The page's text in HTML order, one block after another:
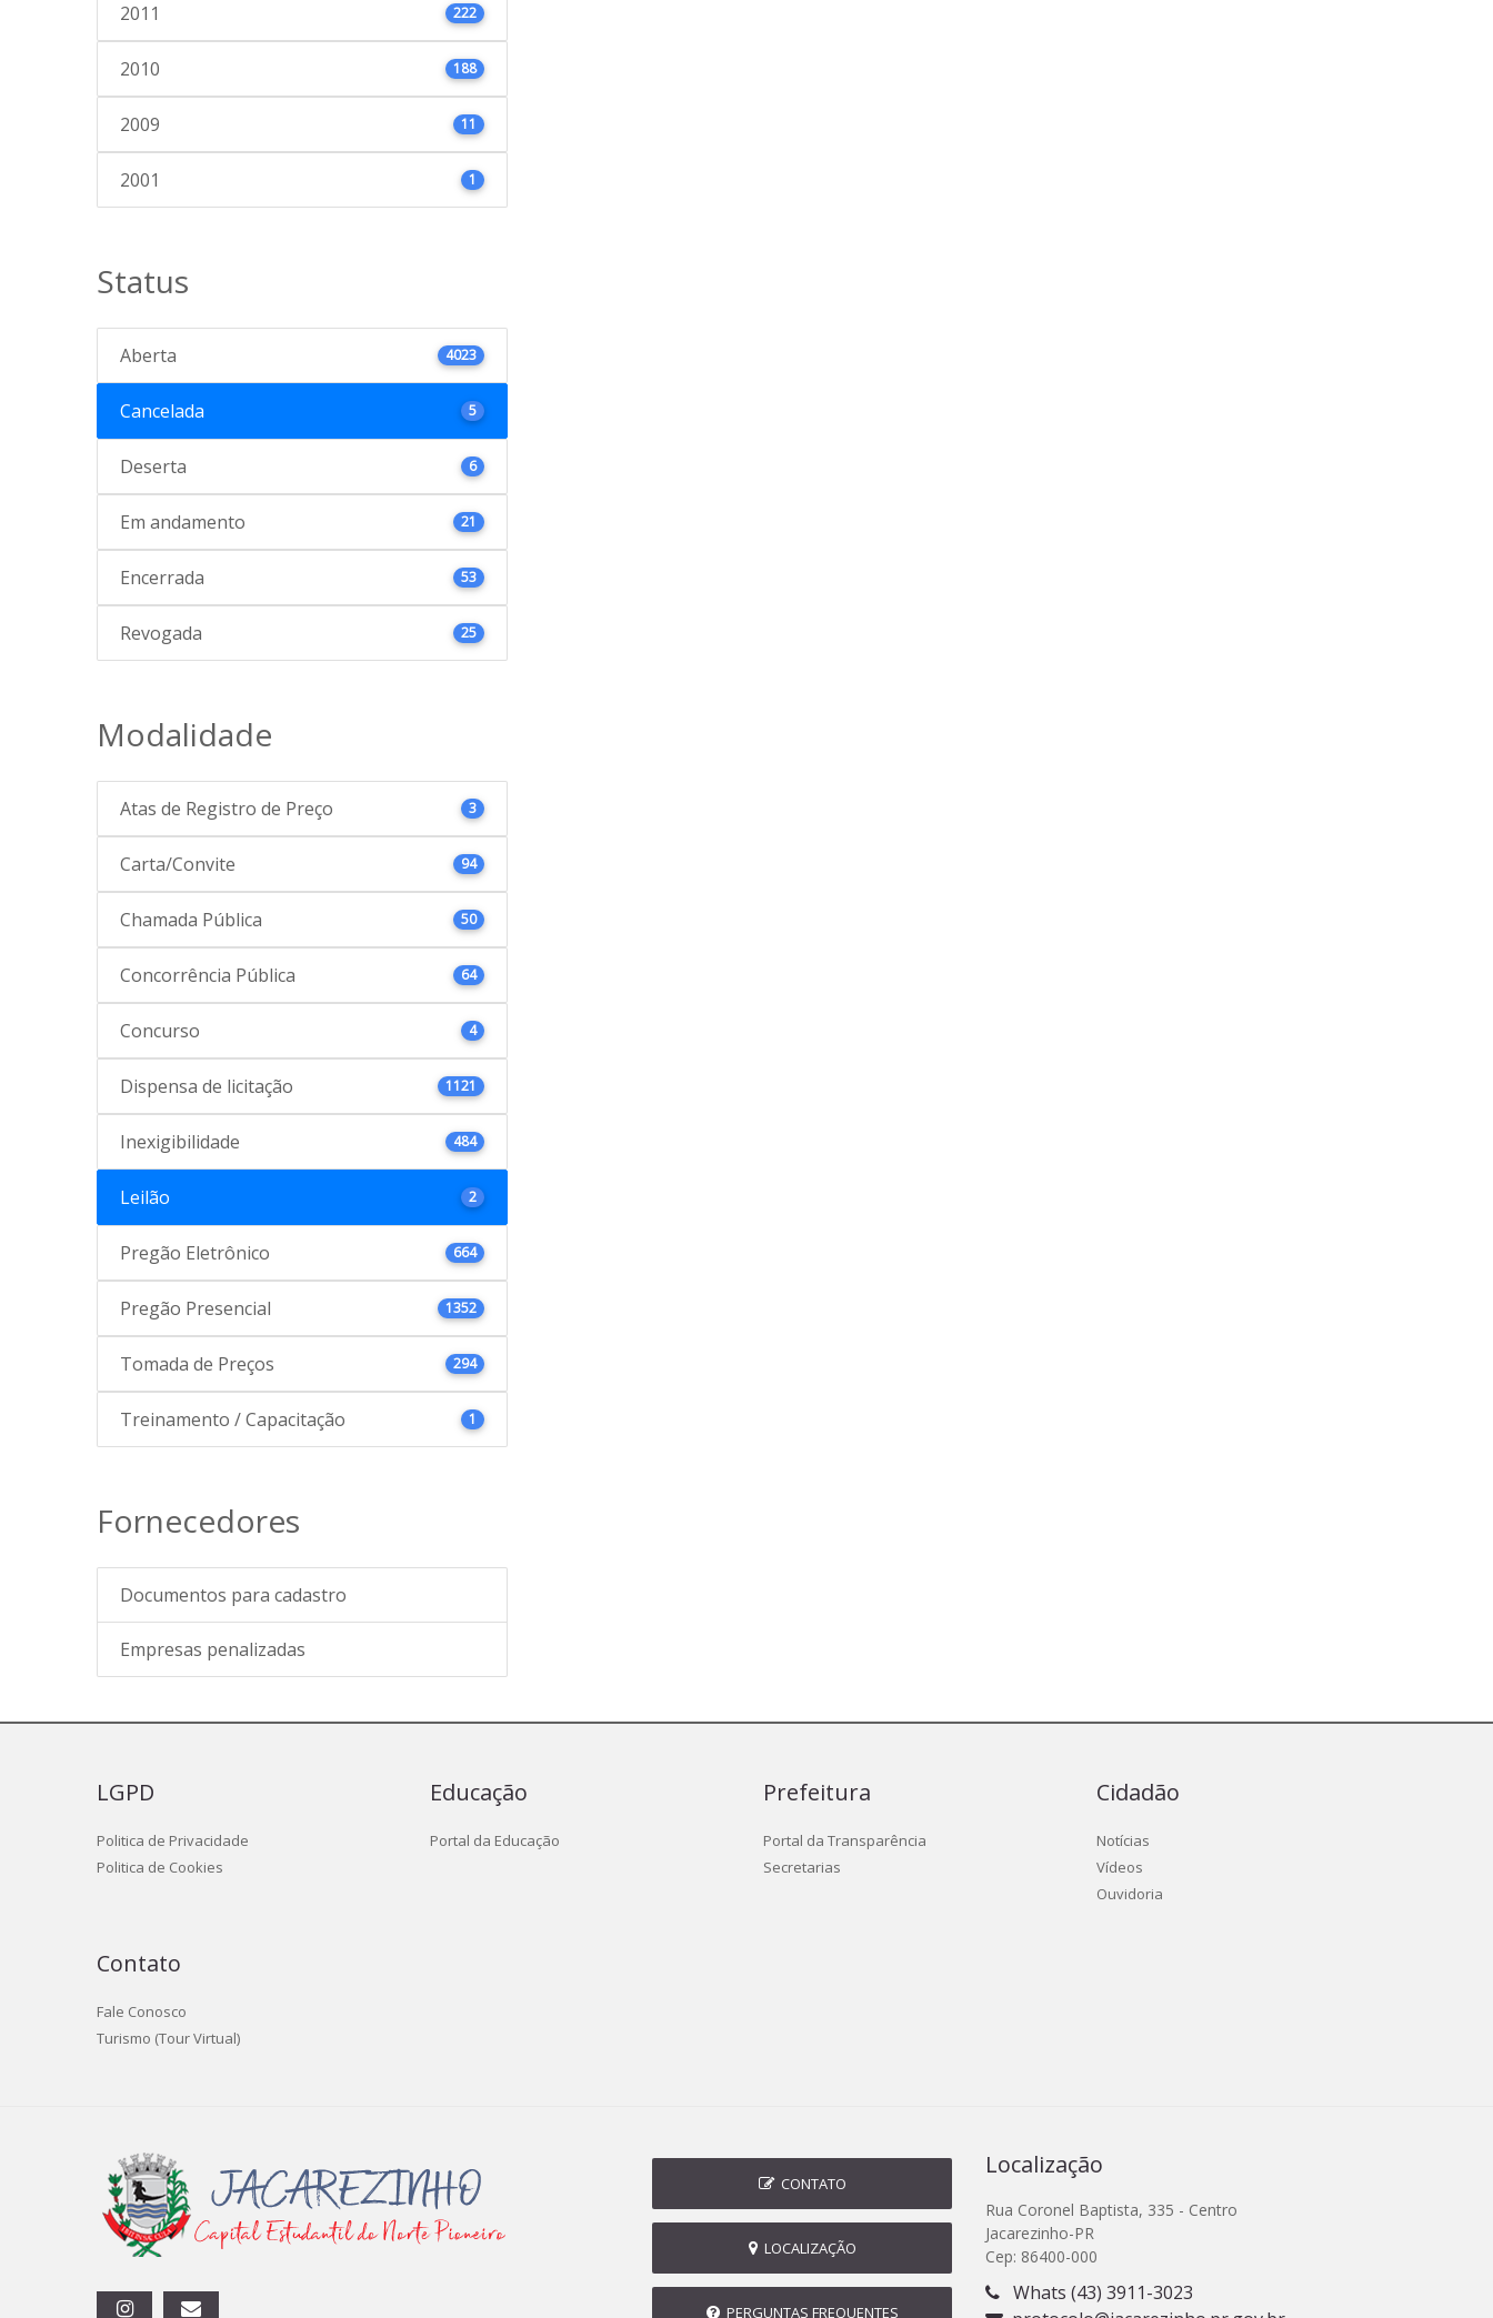
2011 222
2010 188
2009 11
2001 1
Status
Aberta 4023
Cancelada 5
Deserta 6
Em andamento 21
Encerrada 53
Revogada 25
Modalidade
Atas de Registro de Preço 3
Carta/Convite 94
Chamada Pública 50
Concorrência Pública 64
Concurso 4
Dispensa de licitação 1121
Inexigibilidade 484
Leilão 2
Pregão Eletrônico 664
Pregão Presencial 1352
Tomada de Preços 294
Treinamento / Capacitação 1
Fornecedores
Documentos para cadastro
Empresas penalizadas
LGPD
Politica de Privacidade
Politica de Cookies
Educação
Portal da Educação
Prefeitura
Portal da Transparência
Secretarias
Cidadão
Notícias
Vídeos
Ouvidoria
Contato
Fale Conosco
Turismo (Tour Virtual)
CONTATO
LOCALIZAÇÃO
PERGUNTAS FREQUENTES
Localização
Rua Coronel Baptista, 335 - Centro
Jacarezinho-PR
Cep: 86400-000
Whats (43) 3911-3023